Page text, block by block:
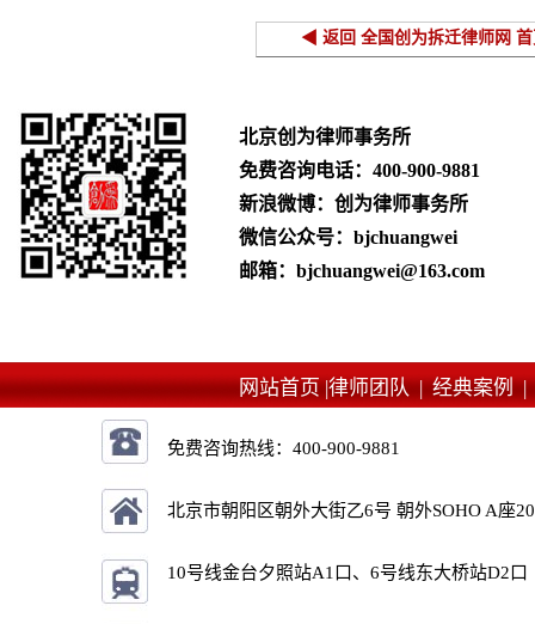
◀ 返回 全国创为拆迁律师网
北京创为律师事务所
免费咨询电话： 400-900-9881
新浪微博：创为律师事务所
微信公众号：bjchuangwei
邮箱：bjchuangwei@163.com
网站首页 |律师团队 |经典案例
免费咨询热线：400-900-9881
北京市朝阳区朝外大街乙6号 朝外SOHO A座
10号线金台夕照站A1口、6号线东大桥站D2口